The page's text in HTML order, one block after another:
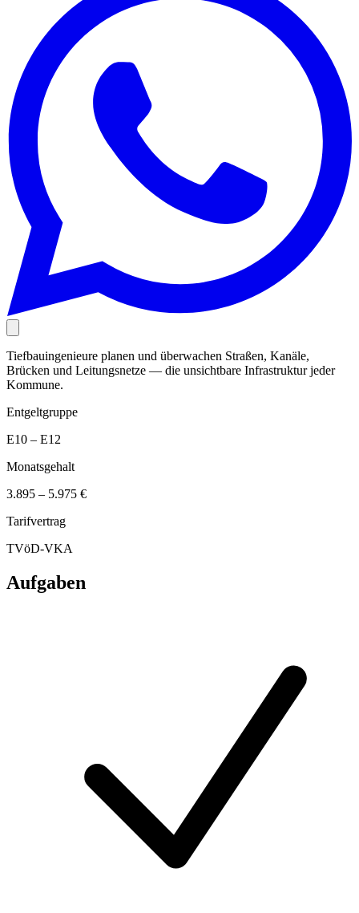
Tiefbauingenieure planen und überwachen Straßen, Kanäle,
Brücken und Leitungsnetze — die unsichtbare Infrastruktur jeder
Kommune.
Entgeltgruppe
E10 – E12
Monatsgehalt
3.895 – 5.975 €
Tarifvertrag
TVöD-VKA
Aufgaben